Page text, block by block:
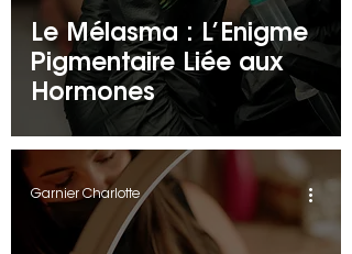
Le Mélasma : L’Énigme
Pigmentaire Liée aux
Hormones
Garnier Charlotte